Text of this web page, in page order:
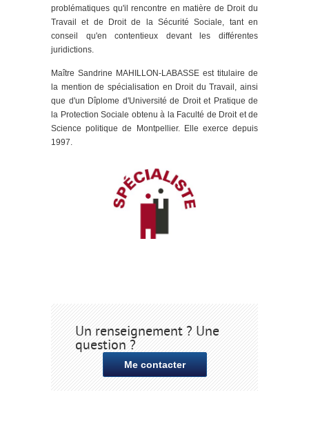
problématiques qu'il rencontre en matière de Droit du
Travail et de Droit de la Sécurité Sociale, tant en
conseil qu'en contentieux devant les différentes
juridictions.
Maître Sandrine MAHILLON-LABASSE est titulaire de
la mention de spécialisation en Droit du Travail, ainsi
que d'un Dîplome d'Université de Droit et Pratique de
la Protection Sociale obtenu à la Faculté de Droit et de
Science politique de Montpellier. Elle exerce depuis
1997.
Un renseignement ? Une
question ?
Me contacter